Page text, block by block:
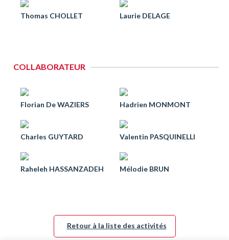
Thomas CHOLLET Laurie DELAGE
COLLABORATEUR
Florian De WAZIERS Hadrien MONMONT
Charles GUYTARD Valentin PASQUINELLI
Raheleh HASSANZADEH Mélodie BRUN
Retour à la liste des activités